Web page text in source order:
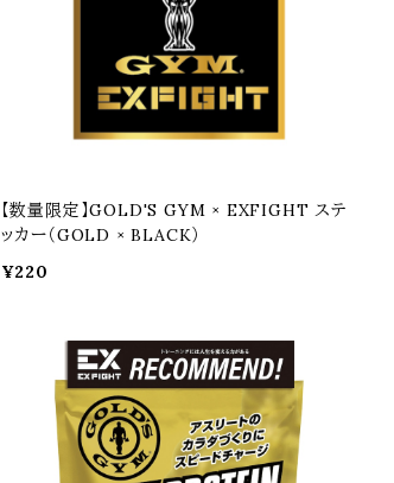
【数量限定】GOLD'S GYM × EXFIGHT ステ
ッカー（GOLD × BLACK）
¥220